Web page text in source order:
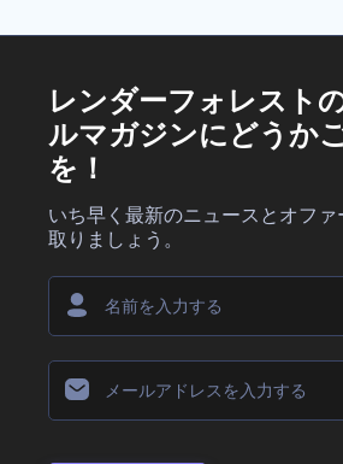
レンダーフォレスト
ルマガジンにどうか
を！
いち早く最新のニュースとオファ
取りましょう。